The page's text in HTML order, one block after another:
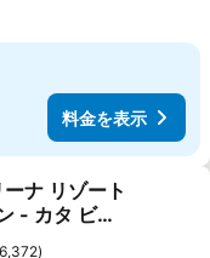
料金を表示
に追加
ナ リゾート
- カタ ビー
6,372